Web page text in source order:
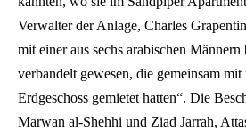
Verwalter der Anlage, Charles
mit einer aus sechs arabischen Männern
verbandelt gewesen, die gemeinsam
Erdgeschoss gemietet hatten“. Die
Marwan al-Shehhi und Ziad Jarrah,